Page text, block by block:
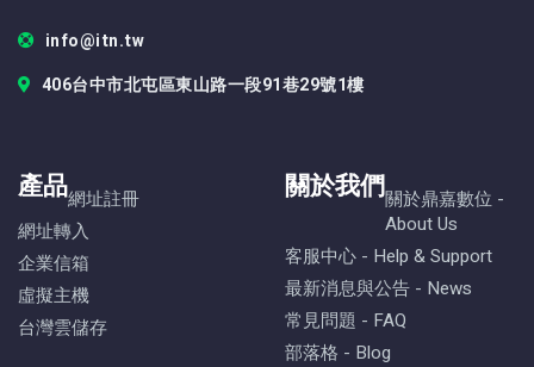
info@itn.tw
406台中市北屯區東山路一段91巷29號1樓
產品網址註冊
網址轉入
企業信箱
虛擬主機
台灣雲儲存
關於我們關於鼎嘉數位 -
About Us
客服中心 - Help & Support
最新消息與公告 - News
常見問題 - FAQ
部落格 - Blog